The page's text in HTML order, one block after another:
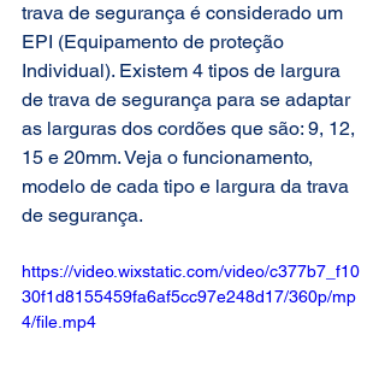
trava de segurança é considerado um
EPI (Equipamento de proteção
Individual). Existem 4 tipos de largura
de trava de segurança para se adaptar
as larguras dos cordões que são: 9, 12,
15 e 20mm. Veja o funcionamento,
modelo de cada tipo e largura da trava
de segurança.
https://video.wixstatic.com/video/c377b7_f10
30f1d8155459fa6af5cc97e248d17/360p/mp
4/file.mp4